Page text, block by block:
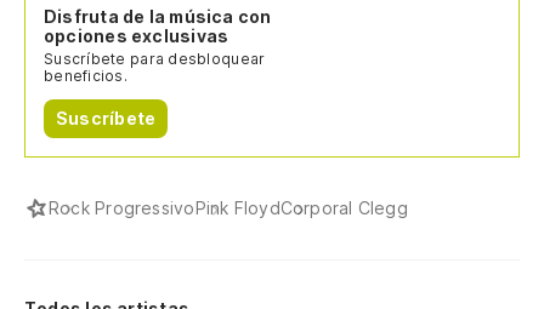
Disfruta de la música con
opciones exclusivas
Suscríbete para desbloquear
beneficios.
Suscríbete
Rock ProgressivoPink FloydCorporal Clegg